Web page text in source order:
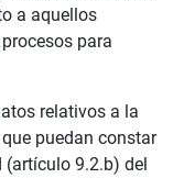
a aquellos
para
relativos a la
puedan constar
(artículo 9.2.b) del